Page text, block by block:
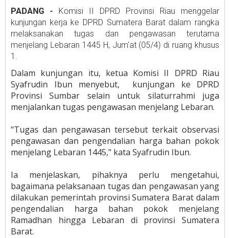
PADANG - Komisi II DPRD Provinsi Riau menggelar
kunjungan kerja ke DPRD Sumatera Barat dalam rangka
melaksanakan tugas dan pengawasan terutama
menjelang Lebaran 1445 H, Jum'at (05/4) di ruang khusus
1.
Dalam kunjungan itu, ketua Komisi II DPRD Riau
Syafrudin Ibun menyebut, kunjungan ke DPRD
Provinsi Sumbar selain untuk silaturrahmi juga
menjalankan tugas pengawasan menjelang Lebaran.
"Tugas dan pengawasan tersebut terkait observasi
pengawasan dan pengendalian harga bahan pokok
menjelang Lebaran 1445," kata Syafrudin Ibun.
Ia menjelaskan, pihaknya perlu mengetahui,
bagaimana pelaksanaan tugas dan pengawasan yang
dilakukan pemerintah provinsi Sumatera Barat dalam
pengendalian harga bahan pokok menjelang
Ramadhan hingga Lebaran di provinsi Sumatera
Barat.